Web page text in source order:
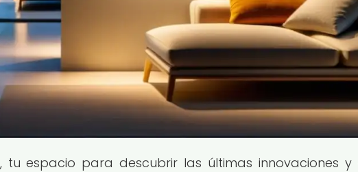
, tu espacio para descubrir las últimas innovaciones y